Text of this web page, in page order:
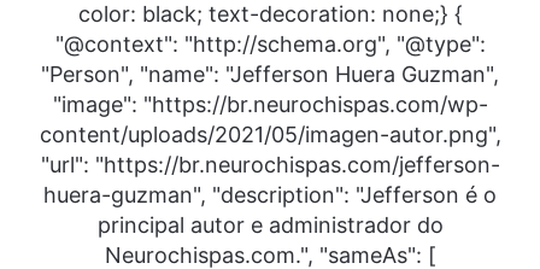
color: black; text-decoration: none;} {
"@context": "http://schema.org", "@type":
"Person", "name": "Jefferson Huera Guzman",
"image": "https://br.neurochispas.com/wp-
content/uploads/2021/05/imagen-autor.png",
"url": "https://br.neurochispas.com/jefferson-
huera-guzman", "description": "Jefferson é o
principal autor e administrador do
Neurochispas.com.", "sameAs": [